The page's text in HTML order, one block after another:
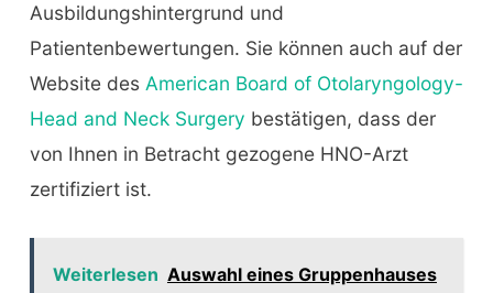
Ausbildungshintergrund und
Patientenbewertungen. Sie können auch auf der
Website des American Board of Otolaryngology-
Head and Neck Surgery bestätigen, dass der
von Ihnen in Betracht gezogene HNO-Arzt
zertifiziert ist.
Weiterlesen Auswahl eines Gruppenhauses